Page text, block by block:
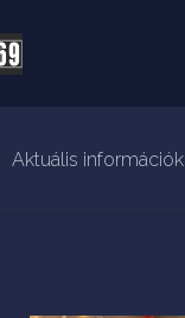
Aktuális információk